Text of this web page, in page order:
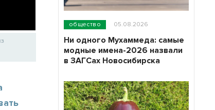
общество 05.08.2026
Ни одного Мухаммеда: самые
модные имена-2026 назвали
в ЗАГСах Новосибирска